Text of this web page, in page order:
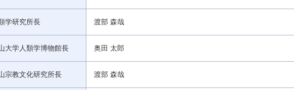
学研究所長 渡部 森哉
大学人類学博物館長 奥田 太郎
宗教文化研究所長 渡部 森哉